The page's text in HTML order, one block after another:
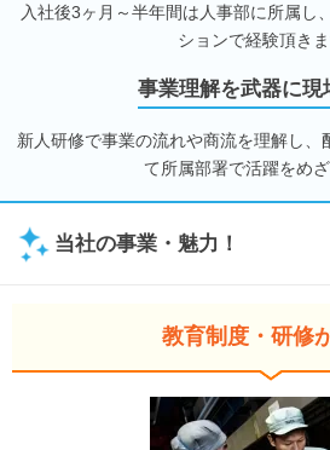
入社後3ヶ月～半年間は人事部に所属し
ションで経験頂きま
事業理解を武器に現
新人研修で事業の流れや商流を理解し、
て所属部署で活躍をめざ
当社の事業・魅力！
教育制度・研修